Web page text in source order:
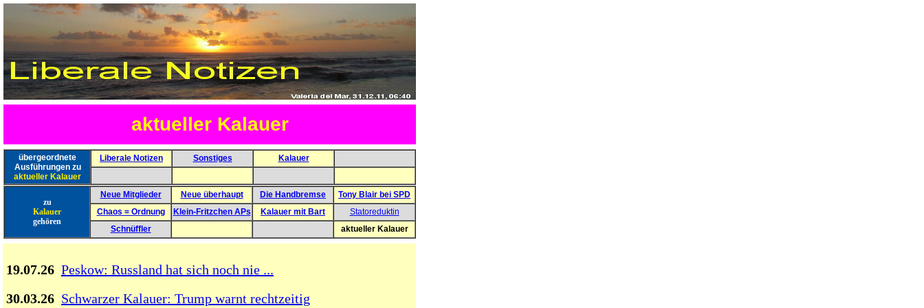
aktueller Kalauer
übergeordnete
Ausführungen zu
aktueller Kalauer
Liberale Notizen Sonstiges Kalauer
zu
Kalauer
gehören
Neue Mitglieder Neue überhaupt Die Handbremse
Tony Blair bei SPD
Chaos = Ordnung
Klein-Fritzchen APs Kalauer mit Bart
Statoreduktin
Schnüffler
aktueller Kalauer
19.07.26 Peskow: Russland hat sich noch nie ...
30.03.26 Schwarzer Kalauer: Trump warnt rechtzeitig